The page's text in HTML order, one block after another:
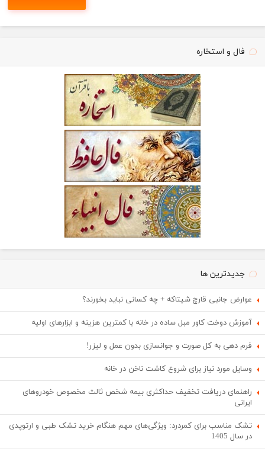
فال و استخاره
جدیدترین ها
عوارض جانبی قارچ شیتاکه + چه کسانی نباید بخورند؟
آموزش دوخت کاور مبل ساده در خانه با کمترین هزینه و ابزارهای اولیه
فرم دهی به کل صورت و جوانسازی بدون عمل و لیزر!
وسایل مورد نیاز برای شروع کاشت ناخن در خانه
راهنمای دریافت تخفیف حداکثری بیمه شخص ثالث مخصوص خودروهای
ایرانی
تشک مناسب برای کمردرد: ویژگی‌های مهم هنگام خرید تشک طبی و ارتوپدی
در سال 1405